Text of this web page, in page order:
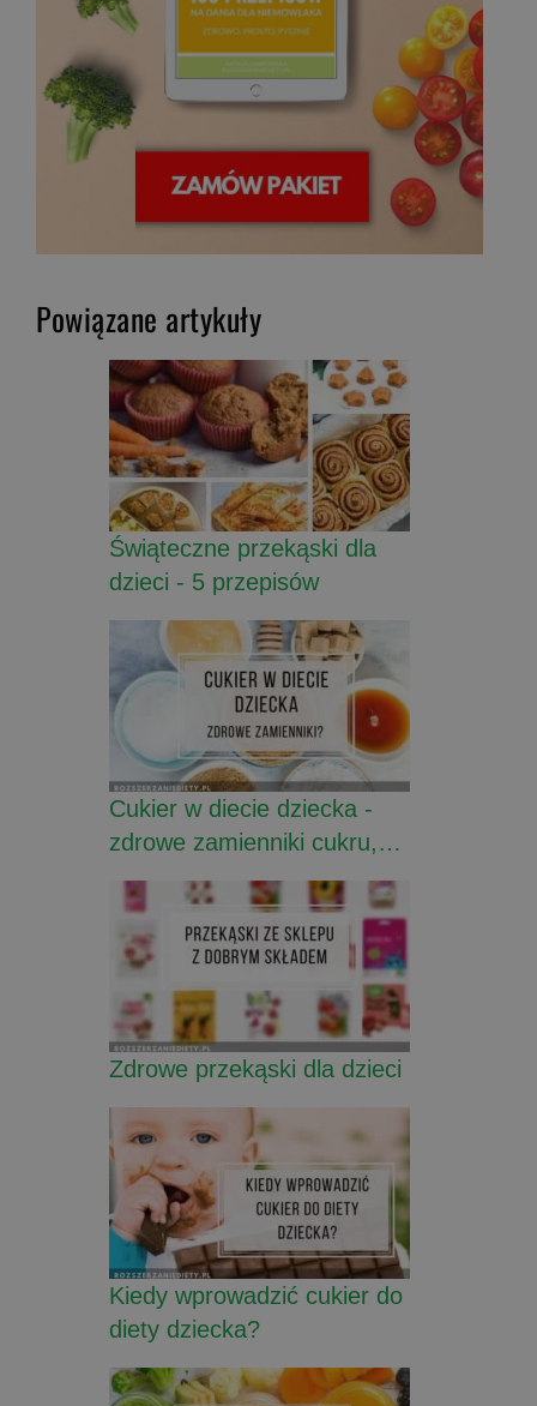
Powiązane artykuły
Świąteczne przekąski dla
dzieci - 5 przepisów
Cukier w diecie dziecka -
zdrowe zamienniki cukru,…
Zdrowe przekąski dla dzieci
Kiedy wprowadzić cukier do
diety dziecka?